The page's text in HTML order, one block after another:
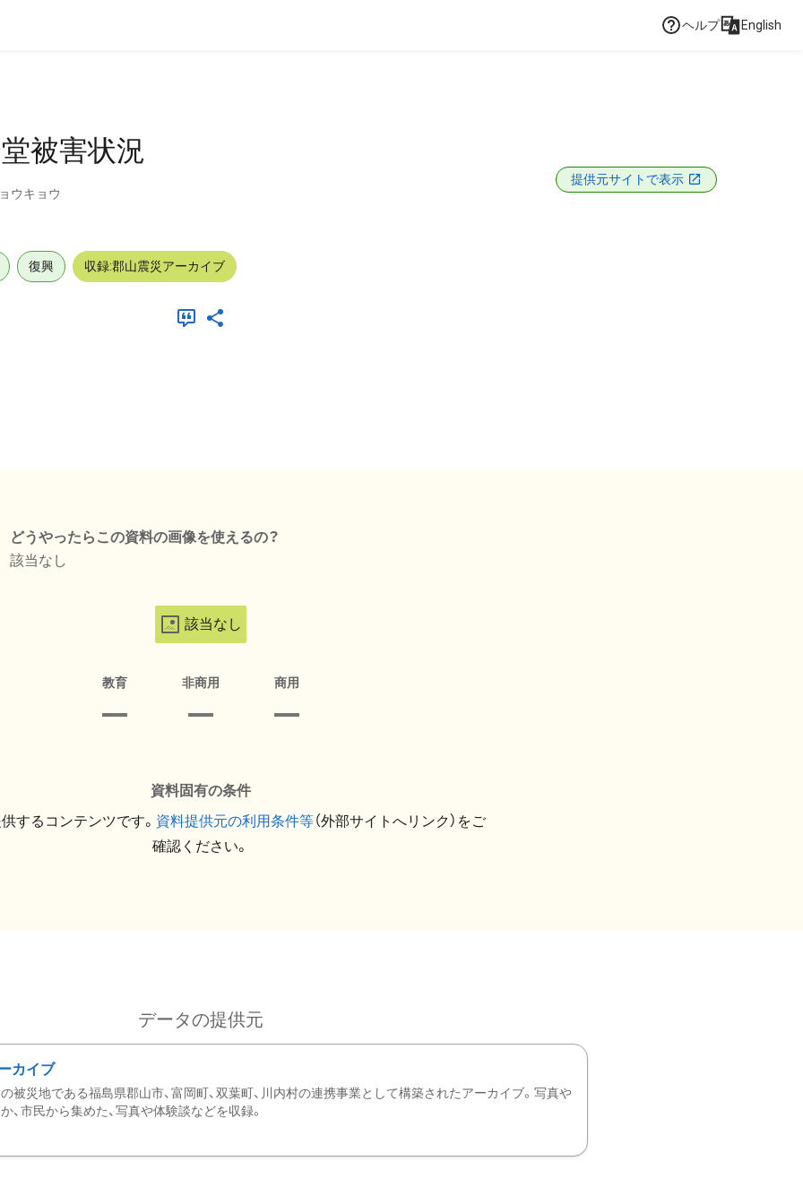
ヘルプ English
堂被害状況
ウキョウ
提供元サイトで表示
復興 収録:郡山震災アーカイブ
どうやったらこの資料の画像を使えるの？
該当なし
該当なし
教育 非商用 商用
資料固有の条件
するコンテンツです。 資料提供元の利用条件等（外部サイトへリンク）をご
確認ください。
データの提供元
カイブ
被災地である福島県郡山市、富岡町、双葉町、川内村の連携事業として構築されたアーカイブ。写真や
、市民から集めた、写真や体験談などを収録。